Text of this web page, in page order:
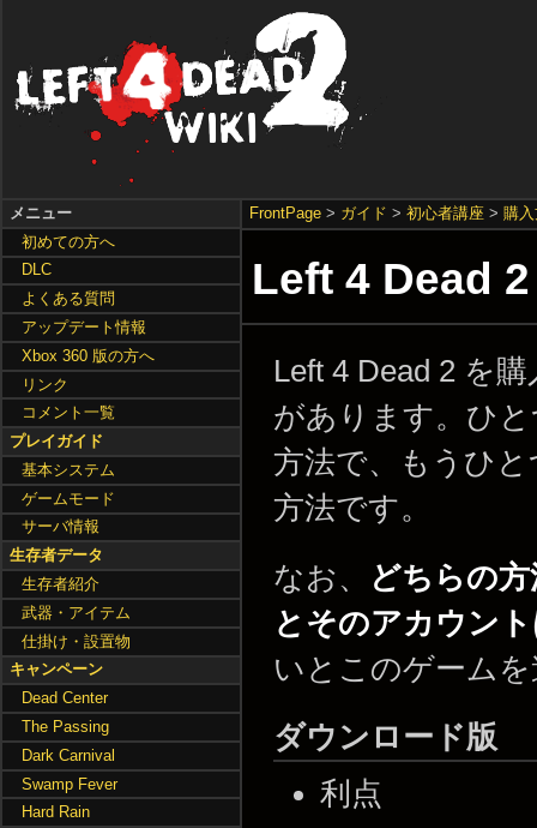
FrontPage > ガイド >初心者講座 >購
Left 4 Dead
Left 4 Dead 2 を
があります。ひ
方法で、もうひ
方法です。
なお、
どちらの
とそのアカウン
いとこのゲーム
ダウンロード版
利点
メニュー
初めての方へ
DLC
よくある質問
アップデート情報
Xbox 360 版の方へ
リンク
コメント一覧
プレイガイド
基本システム
ゲームモード
サーバ情報
生存者データ
生存者紹介
武器・アイテム
仕掛け・設置物
キャンペーン
Dead Center
The Passing
Dark Carnival
Swamp Fever
Hard Rain